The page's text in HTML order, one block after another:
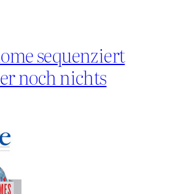
sequenziert
noch nichts